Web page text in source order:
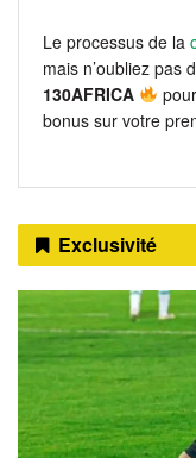
Le processus de la
mais n’oubliez pas
130AFRICA
bonus sur votre
Exclusivité